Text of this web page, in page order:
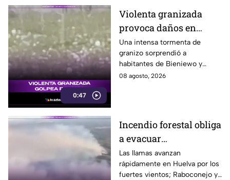
0:47
Violenta granizada
provoca daños en
vehículos en Polonia
Una intensa tormenta de
granizo sorprendió a
habitantes de Bieniewo y
provocó daños en los cristales
08 agosto, 2026
Incendio forestal obliga
a evacuar
comunidades en
Huelva
Las llamas avanzan
rápidamente en Huelva por los
fuertes vientos; Raboconejo y